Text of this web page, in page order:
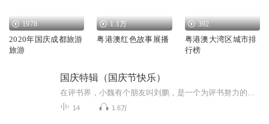
1978
2020年国庆成都旅游
旅游
1.1万
粤港澳红色故事展播
392
粤港澳大湾区城市排
行榜
国庆特辑（国庆节快乐）
14 1.6万